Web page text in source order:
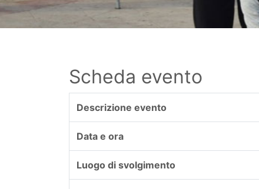
Scheda evento
Descrizione evento
Data e ora
Luogo di svolgimento